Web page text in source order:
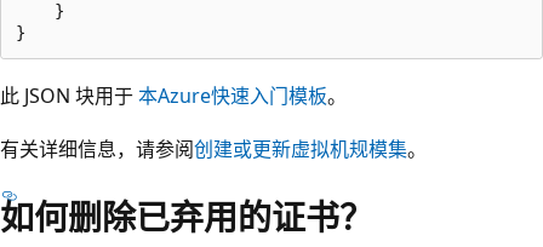
    }
此 JSON 块用于本Azure快速入门模板。
有关详细信息，请参阅创建或更新虚拟机规模集。
如何删除已弃用的证书？